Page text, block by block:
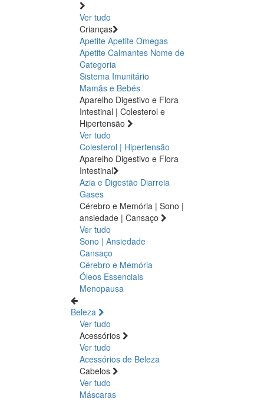
Ver tudo
Crianças
Apetite Apetite Omegas
Apetite Calmantes Nome de
Categoria
Sistema Imunitário
Mamãs e Bebés
Aparelho Digestivo e Flora
Intestinal | Colesterol e
Hipertensão
Ver tudo
Colesterol | Hipertensão
Aparelho Digestivo e Flora
Intestinal
Azia e Digestão Diarreia
Gases
Cérebro e Memória | Sono |
ansiedade | Cansaço
Ver tudo
Sono | Ansiedade
Cansaço
Cérebro e Memória
Óleos Essenciais
Menopausa
Beleza
Ver tudo
Acessórios
Ver tudo
Acessórios de Beleza
Cabelos
Ver tudo
Máscaras